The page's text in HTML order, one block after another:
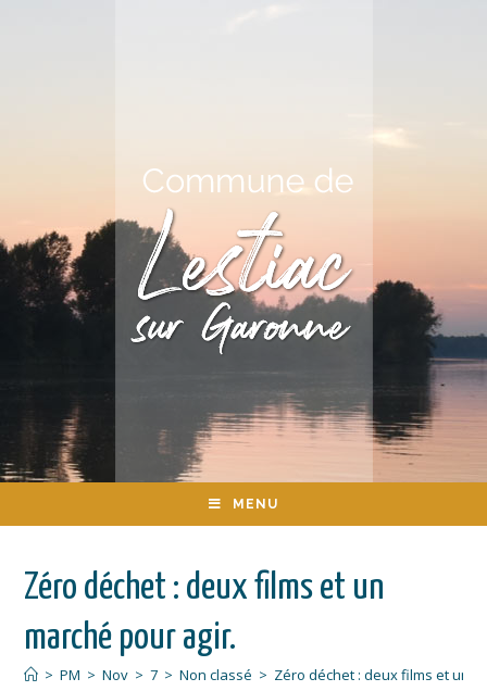
MENU
Zéro déchet : deux films et un
marché pour agir.
> PM > Nov > 7 > Non classé > Zéro déchet : deux films et un